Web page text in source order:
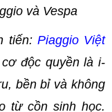
và Vespa
tiến: Piaggio Việt
độc quyền là i-
bền bỉ và không
từ cồn sinh học.